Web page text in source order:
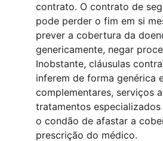
contrato. O contrato de
pode perder o fim em si
prever a cobertura da
genericamente, negar
Inobstante, cláusulas
inferem de forma genérica
complementares, serviços
tratamentos especializados
o condão de afastar a
prescrição do médico.